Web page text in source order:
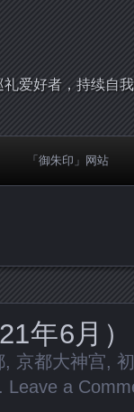
爱好者，持续自
「御朱印」网站
年6月）
, 京都大神宫,
. Leave a